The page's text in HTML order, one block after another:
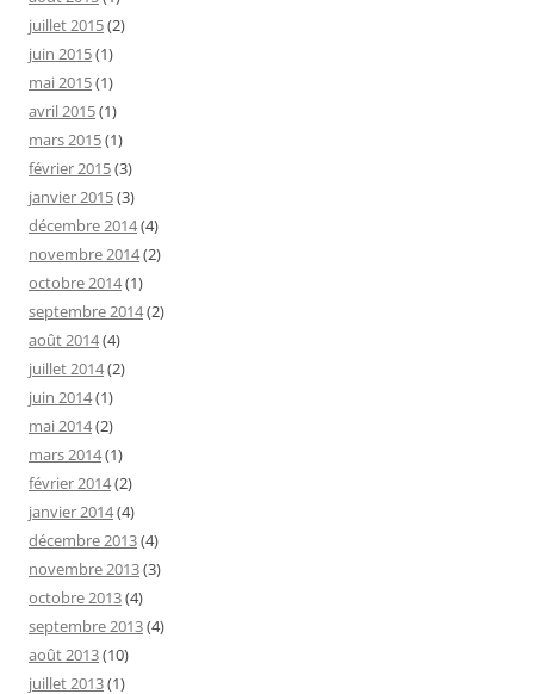
juillet 2015(2)
juin 2015(1)
mai 2015(1)
avril 2015(1)
mars 2015(1)
février 2015(3)
janvier 2015(3)
décembre 2014(4)
novembre 2014(2)
octobre 2014(1)
septembre 2014(2)
août 2014(4)
juillet 2014(2)
juin 2014(1)
mai 2014(2)
mars 2014(1)
février 2014(2)
janvier 2014(4)
décembre 2013(4)
novembre 2013(3)
octobre 2013(4)
septembre 2013(4)
août 2013(10)
juillet 2013(1)